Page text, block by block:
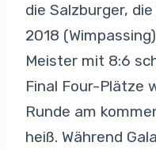
die Salzburger,
2018
Meister mit 8:6
Final Four-Plätze
Runde am
heiß. Während